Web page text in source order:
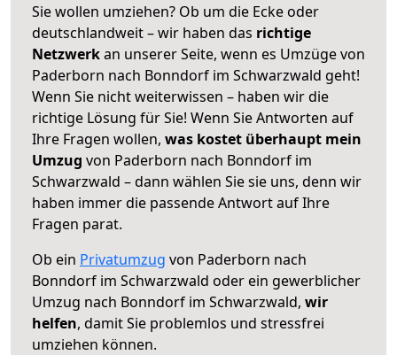
Sie wollen umziehen? Ob um die Ecke oder
deutschlandweit – wir haben das richtige
Netzwerkan unserer Seite, wenn es Umzüge von
Paderborn nach Bonndorf im Schwarzwald geht!
Wenn Sie nicht weiterwissen – haben wir die
richtige Lösung für Sie! Wenn Sie Antworten auf
Ihre Fragen wollen, was kostet überhaupt mein
Umzug von Paderborn nach Bonndorf im
Schwarzwald – dann wählen Sie sie uns, denn wir
haben immer die passende Antwort auf Ihre
Fragen parat.
Ob ein Privatumzug von Paderborn nach
Bonndorf im Schwarzwald oder ein gewerblicher
Umzug nach Bonndorf im Schwarzwald, wir
helfen, damit Sie problemlos und stressfrei
umziehen können.